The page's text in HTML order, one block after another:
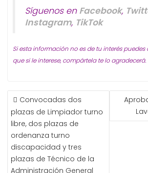
Síguenos en Facebook,
Instagram, TikTok
Si esta información no es de tu interés
que si le interese, compártela te lo agradecerá.
NAVEGACIÓN
DE
ENTRADAS
Convocadas dos
plazas de Limpiador turno
libre, dos plazas de
ordenanza turno
discapacidad y tres
plazas de Técnico de la
Administración General